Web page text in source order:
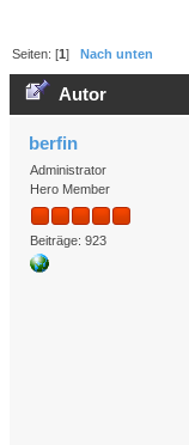
Seiten: [1]Nach unten
Autor
berfin
Administrator
Hero Member
Beiträge: 923